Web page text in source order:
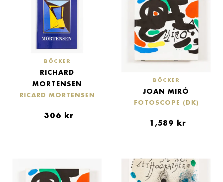
BÖCKER
RICHARD
MORTENSEN
RICARD MORTENSEN
306 kr
BÖCKER
JOAN MIRÓ
FOTOSCOPE (DK)
1,589 kr